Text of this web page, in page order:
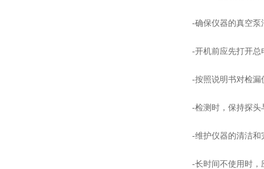
-确保仪器的真空泵油
-开机前应先打开总电
-按照说明书对检漏
-检测时，保持探头与
-维护仪器的清洁和完
-长时间不使用时，应